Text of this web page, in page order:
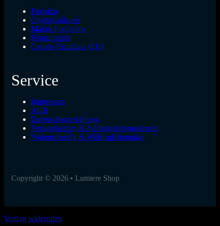
Fotodiox
Objektivadapter
Makro-Fotografie
Fotozubehör
Cookie-Richtlinie (EU)
Service
Impressum
AGB
Datenschutzerklärung
Versandkosten & Zahlungsinformationen
Widerrufsrecht & Widerrufsformular
Copyright © 2026 • Lumiere Shop
Vertrag widerrufen